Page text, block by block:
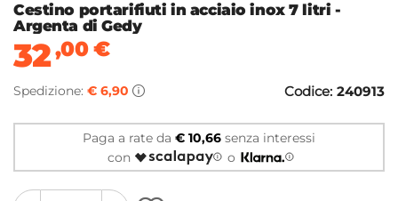
Cestino portarifiuti in acciaio inox 7 litri -
Argenta di Gedy
32,00€
Spedizione: € 6,90 Codice: 240913
Paga a rate da € 10,66 senza interessi
con
o